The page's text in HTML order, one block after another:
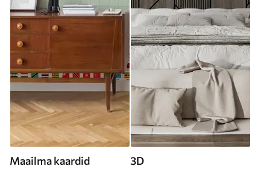
Maailma kaardid 3D